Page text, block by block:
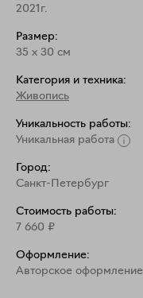
2021г.
Размер:
35 x 30 см
Категория и техника:
Живопись
Уникальность работы:
Уникальная работа
Город:
Санкт-Петербург
Стоимость работы:
7 660 ₽
Оформление:
Aвторское оформление